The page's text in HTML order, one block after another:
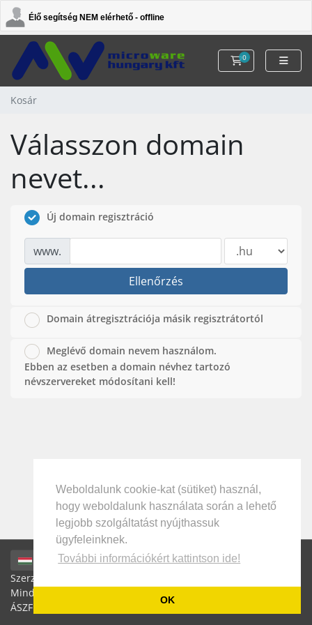
Weboldalunk cookie-kat (sütiket) használ,
hogy weboldalunk használata során a lehető
legjobb szolgáltatást nyújthassuk
ügyfeleinknek.
További információkért kattintson ide!
OK
Élő segítség NEM elérhető - offline
0
Kosár
Kosár
Válasszon domain
nevet...
Új domain regisztráció
www.
Ellenőrzés
Domain átregisztrációja másik regisztrátortól
Meglévő domain nevem használom.
Ebben az esetben a domain névhez tartozó
névszervereket módosítani kell!
Magyar / HUF
Szerzői jog által védett © 2026 Microware Hungary Kft.
Minden jog fenntartva. | Áraink az ÁFÁ-t NEM tartalmazzák! |
ÁSZF